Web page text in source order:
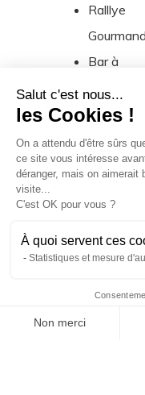
Ralllye
Gourmand
Bar à
Salut c'est nous...
les Cookies !
On a attendu d'être sûrs
ce site vous intéresse
déranger, mais on aimerait
visite...
C'est OK pour vous ?
À quoi servent ces
Statistiques et mesure
Non merci